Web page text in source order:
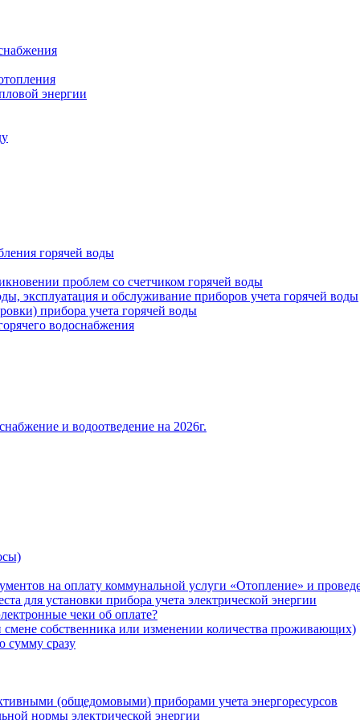
энергии
горячей воды
проблем со счетчиком горячей воды
эксплуатация и обслуживание приборов учета горячей воды
прибора учета горячей воды
водоснабжения
и водоотведение на 2026г.
на оплату коммунальной услуги «Отопление» и
для установки прибора учета электрической энергии
чеки об оплате?
собственника или изменении количества проживающих)
сумму сразу
(общедомовыми) приборами учета энергоресурсов
нормы электрической энергии